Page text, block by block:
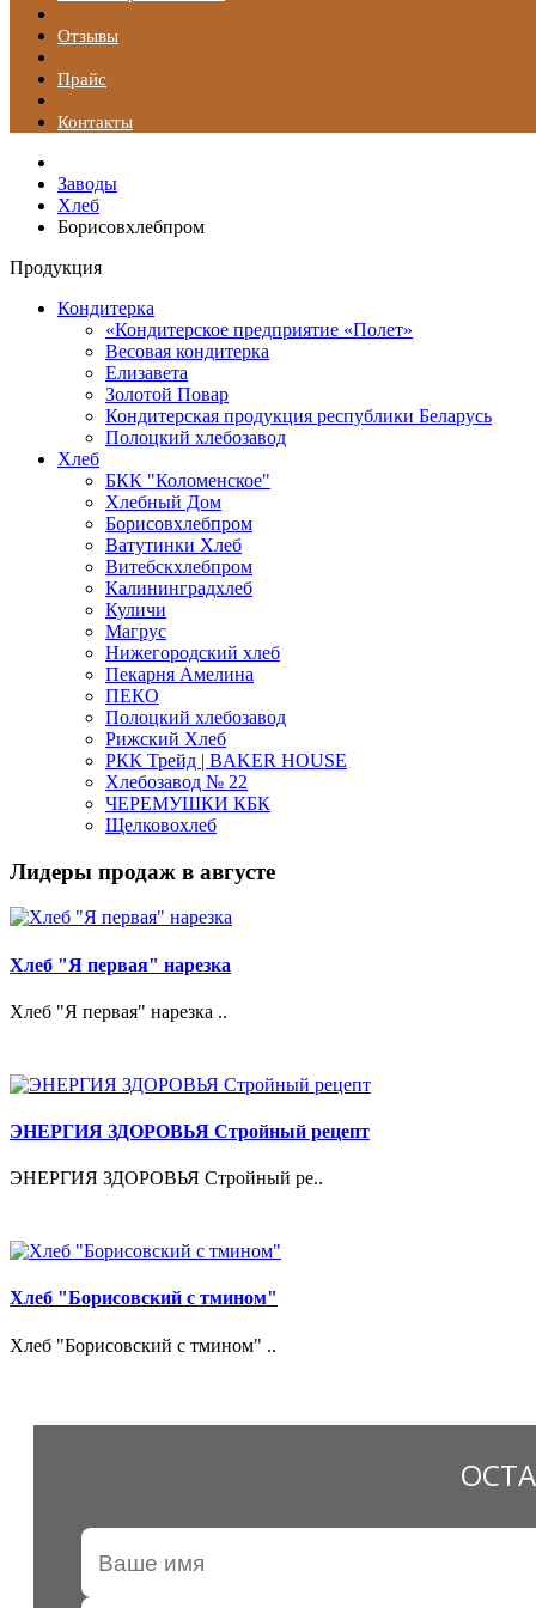
Отзывы
Прайс
Контакты
Заводы
Хлеб
Борисовхлебпром
Продукция
Кондитерка
«Кондитерское предприятие «Полет»
Весовая кондитерка
Елизавета
Золотой Повар
Кондитерская продукция республики Беларусь
Полоцкий хлебозавод
Хлеб
БКК "Коломенское"
Хлебный Дом
Борисовхлебпром
Ватутинки Хлеб
Витебскхлебпром
Калининградхлеб
Куличи
Магрус
Нижегородский хлеб
Пекарня Амелина
ПЕКО
Полоцкий хлебозавод
Рижский Хлеб
РКК Трейд | BAKER HOUSE
Хлебозавод № 22
ЧЕРЕМУШКИ КБК
Щелковохлеб
Лидеры продаж в августе
Хлеб "Я первая" нарезка
Хлеб "Я первая" нарезка ..
ЭНЕРГИЯ ЗДОРОВЬЯ Стройный рецепт
ЭНЕРГИЯ ЗДОРОВЬЯ Стройный ре..
Хлеб "Борисовский с тмином"
Хлеб "Борисовский с тмином" ..